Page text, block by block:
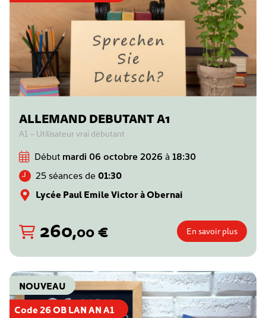
ALLEMAND DEBUTANT A1
A1 – Utilisateur vrai débutant
Début mardi 06 octobre 2026 à 18:30
25 séances de 01:30
Lycée Paul Emile Victor à Obernai
260,00€ En savoir plus
Code 26 OB LAN AN A1
NOUVEAU